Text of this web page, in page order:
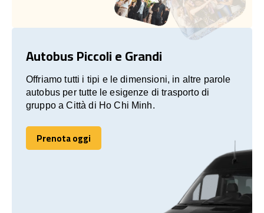
Autobus Piccoli e Grandi
Offriamo tutti i tipi e le dimensioni, in altre parole
autobus per tutte le esigenze di trasporto di
gruppo a Città di Ho Chi Minh.
Prenota oggi
Prenota oggi